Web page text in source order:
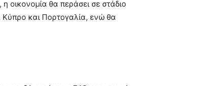
θα περάσει σε στάδιο
Κύπρο και Πορτογαλία, ενώ θα